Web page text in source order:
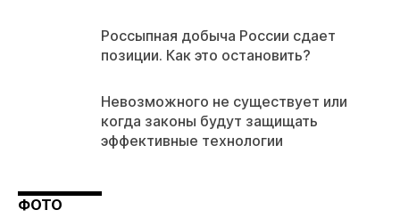
Россыпная добыча России сдает
позиции. Как это остановить?
Невозможного не существует или
когда законы будут защищать
эффективные технологии
ФОТО